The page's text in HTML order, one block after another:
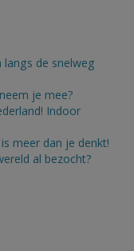
langs de snelweg
je mee?
Indoor
meer dan je denkt!
al bezocht?